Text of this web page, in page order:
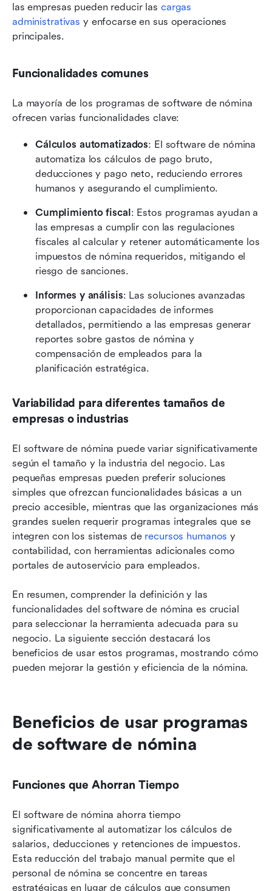
las empresas pueden reducir las cargas
administrativas y enfocarse en sus operaciones
principales.
Funcionalidades comunes
La mayoría de los programas de software de nómina
ofrecen varias funcionalidades clave:
Cálculos automatizados: El software de nómina
automatiza los cálculos de pago bruto,
deducciones y pago neto, reduciendo errores
humanos y asegurando el cumplimiento.
Cumplimiento fiscal: Estos programas ayudan a
las empresas a cumplir con las regulaciones
fiscales al calcular y retener automáticamente los
impuestos de nómina requeridos, mitigando el
riesgo de sanciones.
Informes y análisis: Las soluciones avanzadas
proporcionan capacidades de informes
detallados, permitiendo a las empresas generar
reportes sobre gastos de nómina y
compensación de empleados para la
planificación estratégica.
Variabilidad para diferentes tamaños de
empresas o industrias
El software de nómina puede variar significativamente
según el tamaño y la industria del negocio. Las
pequeñas empresas pueden preferir soluciones
simples que ofrezcan funcionalidades básicas a un
precio accesible, mientras que las organizaciones más
grandes suelen requerir programas integrales que se
integren con los sistemas de recursos humanos y
contabilidad, con herramientas adicionales como
portales de autoservicio para empleados.
En resumen, comprender la definición y las
funcionalidades del software de nómina es crucial
para seleccionar la herramienta adecuada para su
negocio. La siguiente sección destacará los
beneficios de usar estos programas, mostrando cómo
pueden mejorar la gestión y eficiencia de la nómina.
Beneficios de usar programas
de software de nómina
Funciones que Ahorran Tiempo
El software de nómina ahorra tiempo
significativamente al automatizar los cálculos de
salarios, deducciones y retenciones de impuestos.
Esta reducción del trabajo manual permite que el
personal de nómina se concentre en tareas
estratégicas en lugar de cálculos que consumen